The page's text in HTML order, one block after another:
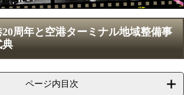
周年と空港ターミナル地域整備事
典
ページ内目次